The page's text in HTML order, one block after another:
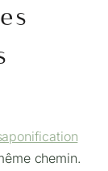
chemin.